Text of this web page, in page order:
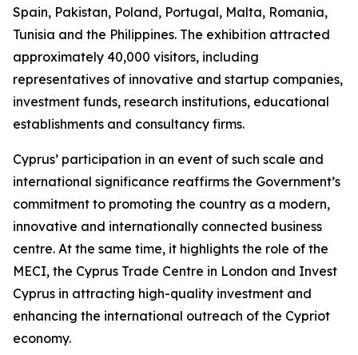
Spain, Pakistan, Poland, Portugal, Malta, Romania,
Tunisia and the Philippines. The exhibition attracted
approximately 40,000 visitors, including
representatives of innovative and startup companies,
investment funds, research institutions, educational
establishments and consultancy firms.
Cyprus’ participation in an event of such scale and
international significance reaffirms the Government’s
commitment to promoting the country as a modern,
innovative and internationally connected business
centre. At the same time, it highlights the role of the
MECI, the Cyprus Trade Centre in London and Invest
Cyprus in attracting high-quality investment and
enhancing the international outreach of the Cypriot
economy.